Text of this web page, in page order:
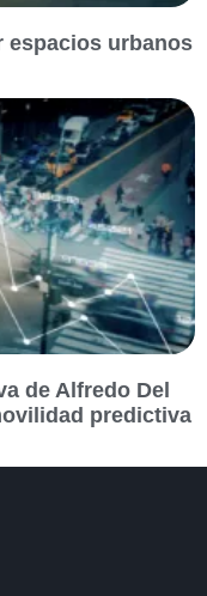
espacios urbanos
de Alfredo Del
predictiva